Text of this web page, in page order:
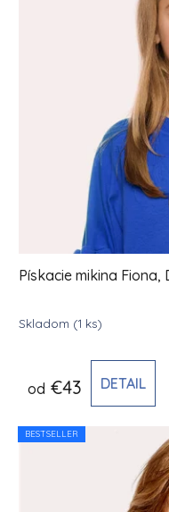
Pískacie mikina
Skladom (1 ks)
od €43 DETAIL
BESTSELLER